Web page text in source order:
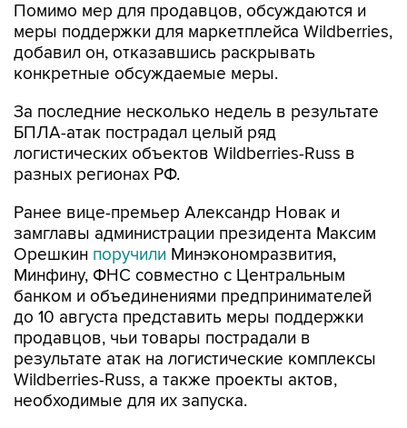
Помимо мер для продавцов, обсуждаются и
меры поддержки для маркетплейса Wildberries,
добавил он, отказавшись раскрывать
конкретные обсуждаемые меры.
За последние несколько недель в результате
БПЛА-атак пострадал целый ряд
логистических объектов Wildberries-Russ в
разных регионах РФ.
Ранее вице-премьер Александр Новак и
замглавы администрации президента Максим
Орешкин поручили Минэкономразвития,
Минфину, ФНС совместно с Центральным
банком и объединениями предпринимателей
до 10 августа представить меры поддержки
продавцов, чьи товары пострадали в
результате атак на логистические комплексы
Wildberries-Russ, а также проекты актов,
необходимые для их запуска.